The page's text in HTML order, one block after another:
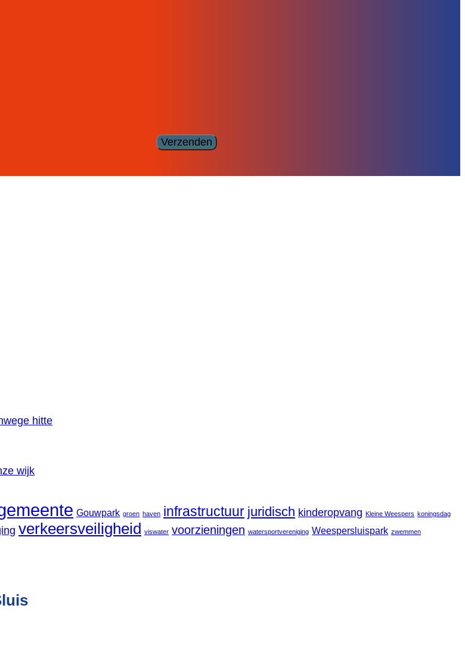
hitte
wijk
Gouwpark groen haven infrastructuur juridisch kinderopvang Kleine Weespers koningsdag
verkeersveiligheid viswater voorzieningen watersportvereniging Weespersluispark zwemmen